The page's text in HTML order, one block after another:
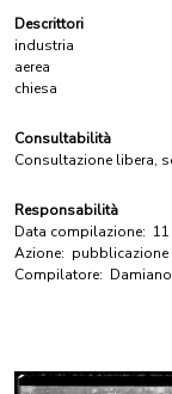
Descrittori
industria
aerea
chiesa
Consultabilità
Consultazione libera,
Responsabilità
Data compilazione:
Azione: pubblicazione
Compilatore: